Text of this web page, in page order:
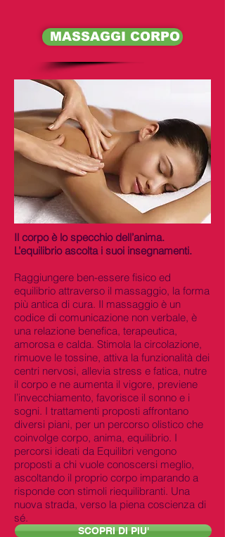
MASSAGGI CORPO
Il corpo è lo specchio dell’anima.
L’equilibrio ascolta i suoi insegnamenti.
Raggiungere ben-essere fisico ed
equilibrio attraverso il massaggio, la forma
più antica di cura. Il massaggio è un
codice di comunicazione non verbale, è
una relazione benefica, terapeutica,
amorosa e calda. Stimola la circolazione,
rimuove le tossine, attiva la funzionalità dei
centri nervosi, allevia stress e fatica, nutre
il corpo e ne aumenta il vigore, previene
l’invecchiamento, favorisce il sonno e i
sogni. I trattamenti proposti affrontano
diversi piani, per un percorso olistico che
coinvolge corpo, anima, equilibrio. I
percorsi ideati da Equilibri vengono
proposti a chi vuole conoscersi meglio,
ascoltando il proprio corpo imparando a
risponde con stimoli riequilibranti. Una
nuova strada, verso la piena coscienza di
sé.
SCOPRI DI PIU'